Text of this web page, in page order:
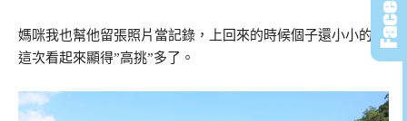
媽咪我也幫他留張照片當記錄，上回來的時候個子還小小的，
這次看起來顯得”高挑”多了。